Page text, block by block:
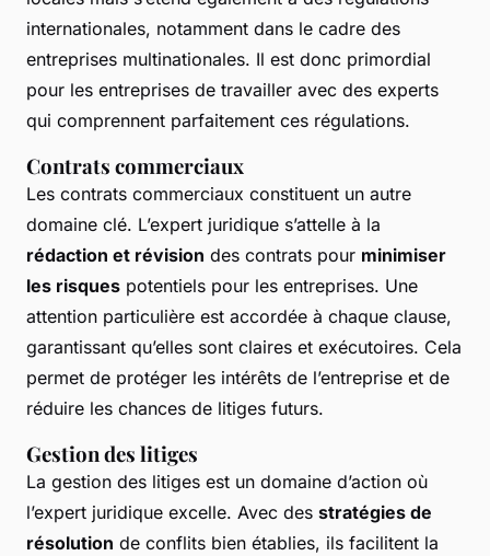
internationales, notamment dans le cadre des
entreprises multinationales. Il est donc primordial
pour les entreprises de travailler avec des experts
qui comprennent parfaitement ces régulations.
Contrats commerciaux
Les contrats commerciaux constituent un autre
domaine clé. L’expert juridique s’attelle à la
rédaction et révision des contrats pour minimiser
les risques potentiels pour les entreprises. Une
attention particulière est accordée à chaque clause,
garantissant qu’elles sont claires et exécutoires. Cela
permet de protéger les intérêts de l’entreprise et de
réduire les chances de litiges futurs.
Gestion des litiges
La gestion des litiges est un domaine d’action où
l’expert juridique excelle. Avec des stratégies de
résolution de conflits bien établies, ils facilitent la